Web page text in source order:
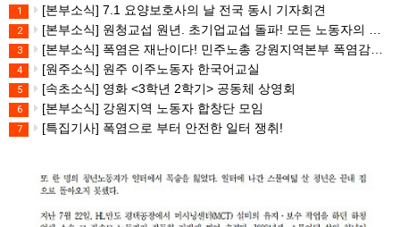
1 [본부소식] 7.1 요양보호사의 날 전국 동시 기자회견
2 [본부소식] 원청교섭 원년. 초기업교섭 돌파! 모든 노동자의 노동기본권 쟁취! 민주노총 7.15 총파업대회
3 [본부소식] 폭염은 재난이다! 민주노총 강원지역본부 폭염감시단 선포 기자회견
4 [원주소식] 원주 이주노동자 한국어교실
5 [속초소식] 영화 <3학년 2학기> 공동체 상영회
6 [본부소식] 강원지역 노동자 합창단 모임
7 [특집기사] 폭염으로 부터 안전한 일터 쟁취!